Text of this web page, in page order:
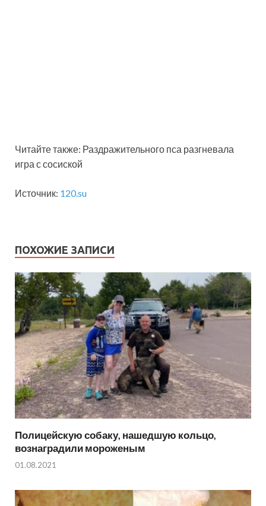
Читайте также: Раздражительного пса разгневала
игра с сосиской
Источник: 120.su
ПОХОЖИЕ ЗАПИСИ
Полицейскую собаку, нашедшую кольцо,
вознаградили мороженым
01.08.2021